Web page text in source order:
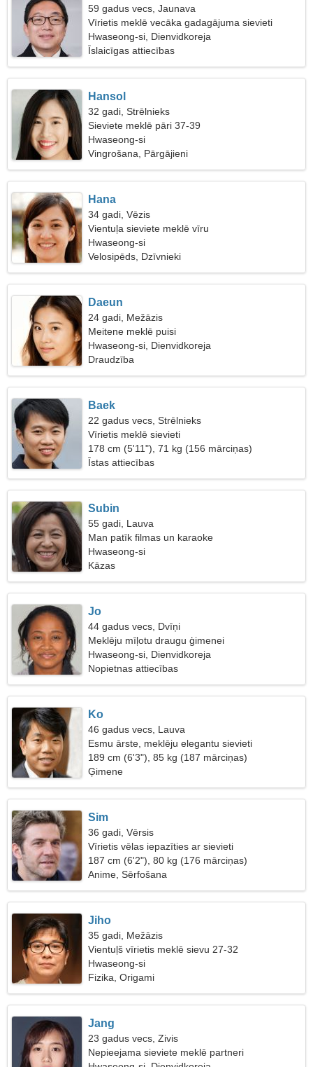
59 gadus vecs, Jaunava
Vīrietis meklē vecāka gadagājuma sievieti
Hwaseong-si, Dienvidkoreja
Īslaicīgas attiecības
Hansol
32 gadi, Strēlnieks
Sieviete meklē pāri 37-39
Hwaseong-si
Vingrošana, Pārgājieni
Hana
34 gadi, Vēzis
Vientuļa sieviete meklē vīru
Hwaseong-si
Velosipēds, Dzīvnieki
Daeun
24 gadi, Mežāzis
Meitene meklē puisi
Hwaseong-si, Dienvidkoreja
Draudzība
Baek
22 gadus vecs, Strēlnieks
Vīrietis meklē sievieti
178 cm (5'11"), 71 kg (156 mārciņas)
Īstas attiecības
Subin
55 gadi, Lauva
Man patīk filmas un karaoke
Hwaseong-si
Kāzas
Jo
44 gadus vecs, Dvīņi
Meklēju mīļotu draugu ģimenei
Hwaseong-si, Dienvidkoreja
Nopietnas attiecības
Ko
46 gadus vecs, Lauva
Esmu ārste, meklēju elegantu sievieti
189 cm (6'3"), 85 kg (187 mārciņas)
Ģimene
Sim
36 gadi, Vērsis
Vīrietis vēlas iepazīties ar sievieti
187 cm (6'2"), 80 kg (176 mārciņas)
Anime, Sērfošana
Jiho
35 gadi, Mežāzis
Vientuļš vīrietis meklē sievu 27-32
Hwaseong-si
Fizika, Origami
Jang
23 gadus vecs, Zivis
Nepieejama sieviete meklē partneri